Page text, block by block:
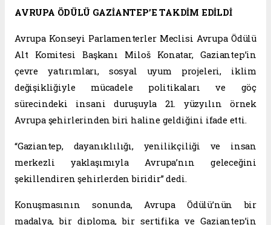
AVRUPA ÖDÜLÜ GAZİANTEP’E TAKDİM EDİLDİ
Avrupa Konseyi Parlamenterler Meclisi Avrupa Ödülü
Alt Komitesi Başkanı Miloš Konatar, Gaziantep’in
çevre yatırımları, sosyal uyum projeleri, iklim
değişikliğiyle mücadele politikaları ve göç
sürecindeki insani duruşuyla 21. yüzyılın örnek
Avrupa şehirlerinden biri haline geldiğini ifade etti.
“Gaziantep, dayanıklılığı, yenilikçiliği ve insan
merkezli yaklaşımıyla Avrupa’nın geleceğini
şekillendiren şehirlerden biridir” dedi.
Konuşmasının sonunda, Avrupa Ödülü’nün bir
madalya, bir diploma, bir sertifika ve Gaziantep’in